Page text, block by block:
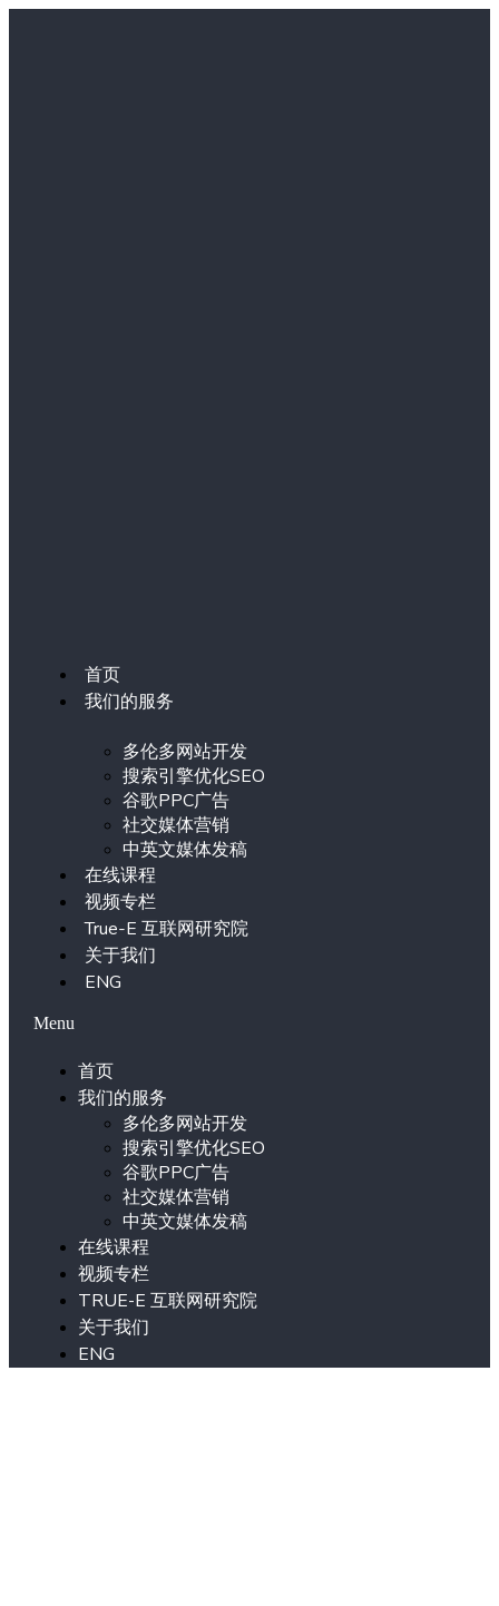
首页
我们的服务
多伦多网站开发
搜索引擎优化SEO
谷歌PPC广告
社交媒体营销
中英文媒体发稿
在线课程
视频专栏
True-E 互联网研究院
关于我们
ENG
Menu
首页
我们的服务
多伦多网站开发
搜索引擎优化SEO
谷歌PPC广告
社交媒体营销
中英文媒体发稿
在线课程
视频专栏
TRUE-E 互联网研究院
关于我们
ENG